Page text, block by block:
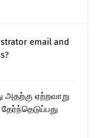
email and
அதற்கு ஏற்றவாறு